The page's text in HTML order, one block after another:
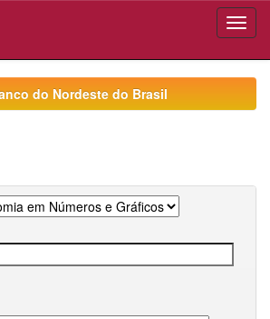
do Nordeste do Brasil